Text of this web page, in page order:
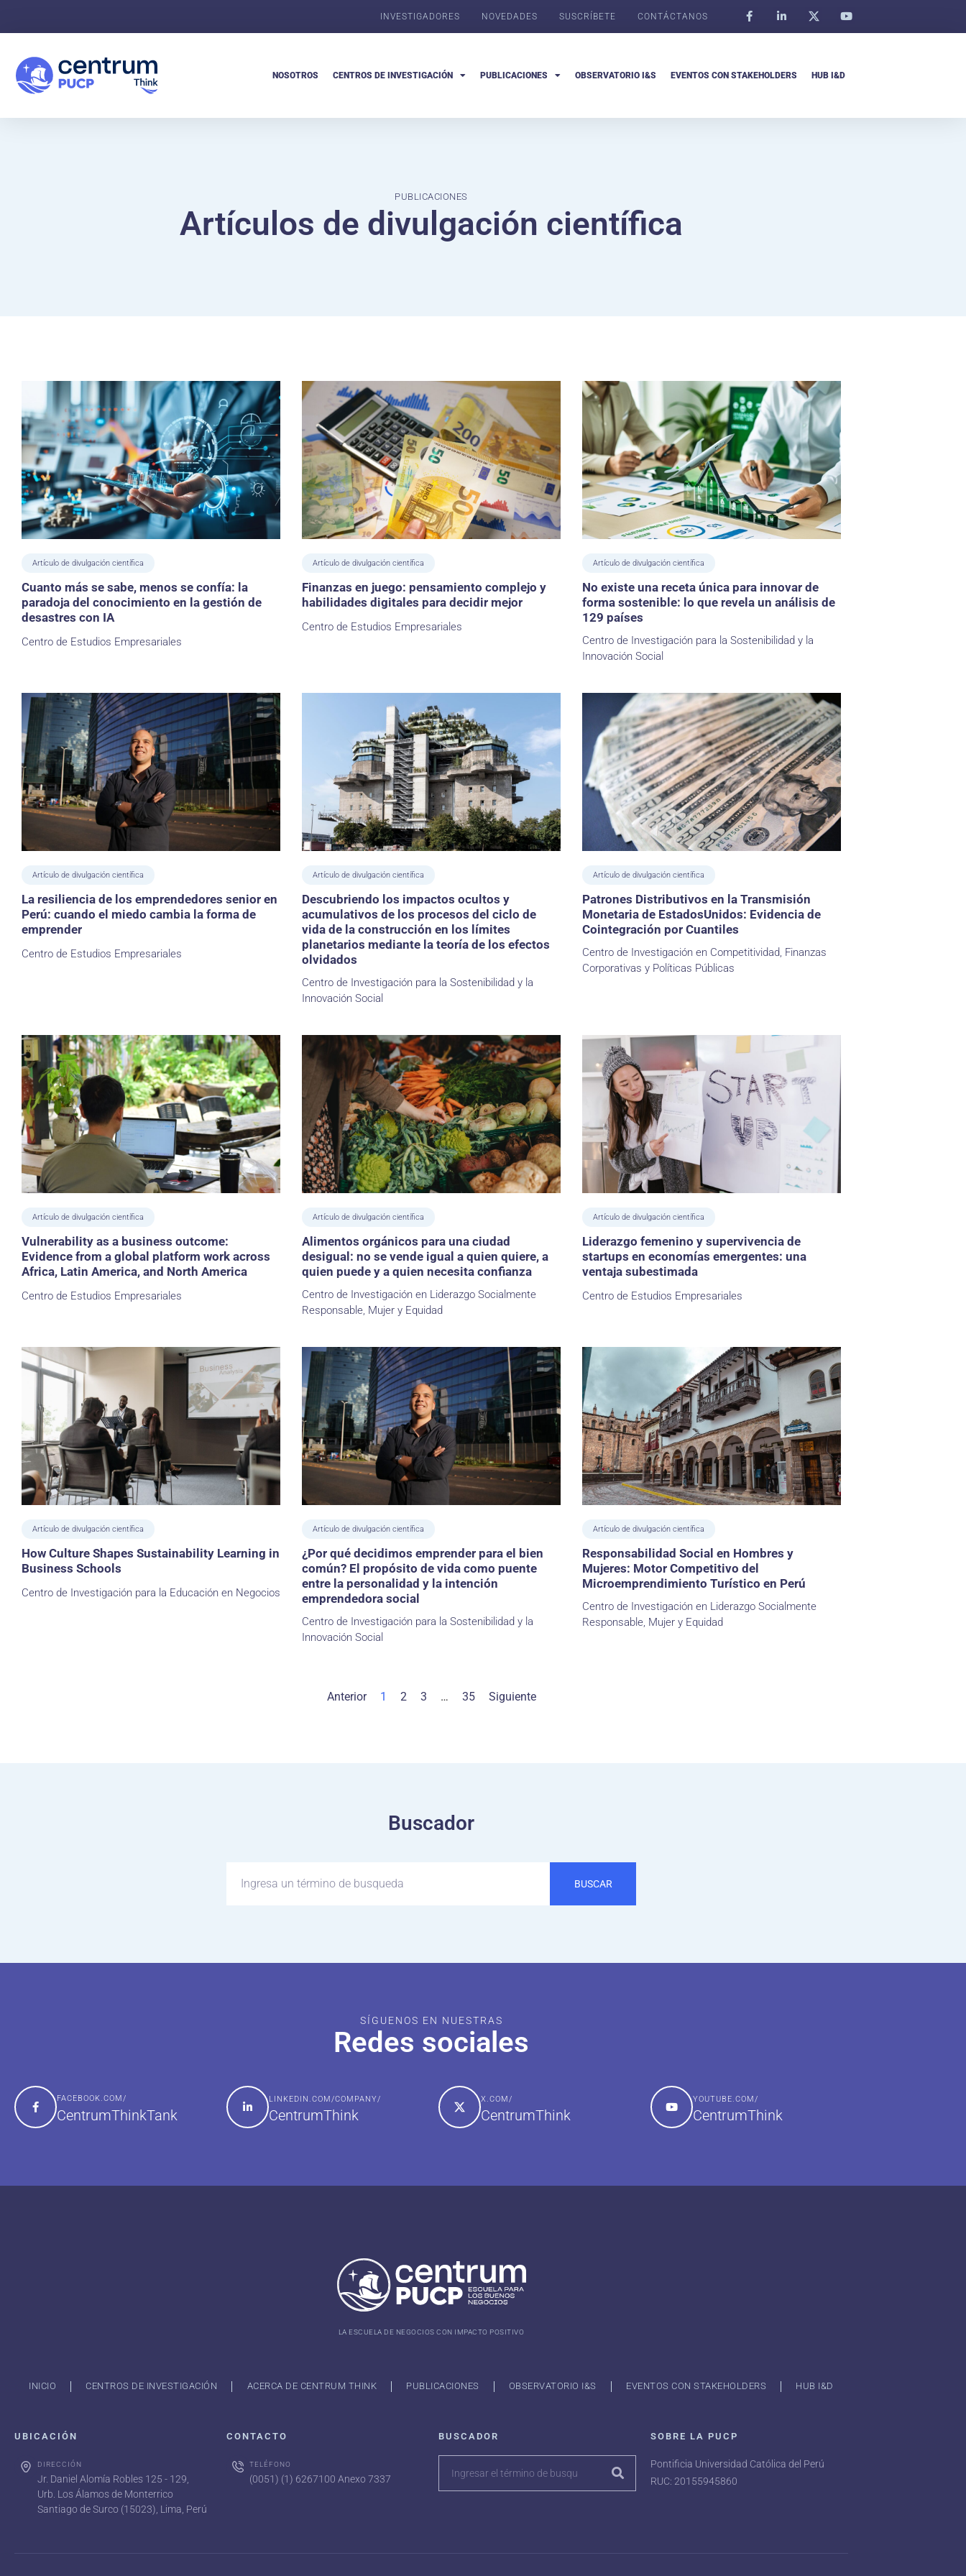
INVESTIGADORES NOVEDADES SUSCRÍBETE CONTÁCTANOS
NOSOTROS CENTROS DE INVESTIGACIÓN PUBLICACIONES OBSERVATORIO I&S EVENTOS CON STAKEHOLDERS HUB I&D
PUBLICACIONES
Artículos de divulgación científica
Artículo de divulgación científica
Cuanto más se sabe, menos se confía: la
paradoja del conocimiento en la gestión de
desastres con IA
Centro de Estudios Empresariales
Artículo de divulgación científica
Finanzas en juego: pensamiento complejo y
habilidades digitales para decidir mejor
Centro de Estudios Empresariales
Artículo de divulgación científica
No existe una receta única para innovar de
forma sostenible: lo que revela un análisis de
129 países
Centro de Investigación para la Sostenibilidad y la
Innovación Social
Artículo de divulgación científica
La resiliencia de los emprendedores senior en
Perú: cuando el miedo cambia la forma de
emprender
Centro de Estudios Empresariales
Artículo de divulgación científica
Descubriendo los impactos ocultos y
acumulativos de los procesos del ciclo de
vida de la construcción en los límites
planetarios mediante la teoría de los efectos
olvidados
Centro de Investigación para la Sostenibilidad y la
Innovación Social
Artículo de divulgación científica
Patrones Distributivos en la Transmisión
Monetaria de EstadosUnidos: Evidencia de
Cointegración por Cuantiles
Centro de Investigación en Competitividad, Finanzas
Corporativas y Políticas Públicas
Artículo de divulgación científica
Vulnerability as a business outcome:
Evidence from a global platform work across
Africa, Latin America, and North America
Centro de Estudios Empresariales
Artículo de divulgación científica
Alimentos orgánicos para una ciudad
desigual: no se vende igual a quien quiere, a
quien puede y a quien necesita confianza
Centro de Investigación en Liderazgo Socialmente
Responsable, Mujer y Equidad
Artículo de divulgación científica
Liderazgo femenino y supervivencia de
startups en economías emergentes: una
ventaja subestimada
Centro de Estudios Empresariales
Artículo de divulgación científica
How Culture Shapes Sustainability Learning in
Business Schools
Centro de Investigación para la Educación en Negocios
Artículo de divulgación científica
¿Por qué decidimos emprender para el bien
común? El propósito de vida como puente
entre la personalidad y la intención
emprendedora social
Centro de Investigación para la Sostenibilidad y la
Innovación Social
Artículo de divulgación científica
Responsabilidad Social en Hombres y
Mujeres: Motor Competitivo del
Microemprendimiento Turístico en Perú
Centro de Investigación en Liderazgo Socialmente
Responsable, Mujer y Equidad
Anterior 1 2 3 … 35 Siguiente
Buscador
BUSCAR
SÍGUENOS EN NUESTRAS
Redes sociales
FACEBOOK.COM/
CentrumThinkTank
LINKEDIN.COM/COMPANY/
CentrumThink
X.COM/
CentrumThink
YOUTUBE.COM/
CentrumThink
LA ESCUELA DE NEGOCIOS CON IMPACTO POSITIVO
INICIO CENTROS DE INVESTIGACIÓN ACERCA DE CENTRUM THINK PUBLICACIONES OBSERVATORIO I&S EVENTOS CON STAKEHOLDERS HUB I&D
UBICACIÓN
DIRECCIÓN
Jr. Daniel Alomía Robles 125 - 129,
Urb. Los Álamos de Monterrico
Santiago de Surco (15023), Lima, Perú
CONTACTO
TELÉFONO
(0051) (1) 6267100 Anexo 7337
BUSCADOR SOBRE LA PUCP
Pontificia Universidad Católica del Perú
RUC: 20155945860